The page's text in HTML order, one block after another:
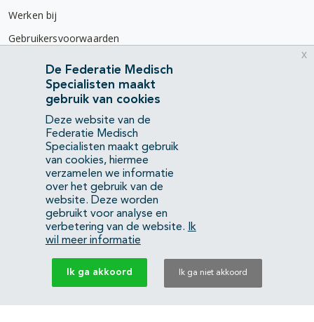
Werken bij
Gebruikersvoorwaarden
Privacyverklaring
Contact
Mercatorlaan 1200
3528 BL Utrecht
(088) 505 34 34
info@richtlijnendatabase.nl
YouTubeLinkedIn
KvK Federatie Medisch Specialisten:40483480
Privacyverklaring
De Federatie Medisch
Specialisten maakt
gebruik van cookies
Deze website van de
Federatie Medisch
Specialisten maakt gebruik
van cookies, hiermee
verzamelen we informatie
over het gebruik van de
website. Deze worden
gebruikt voor analyse en
verbetering van de website.
Ik
wil meer informatie
Ik ga akkoord Ik ga niet akkoord
x